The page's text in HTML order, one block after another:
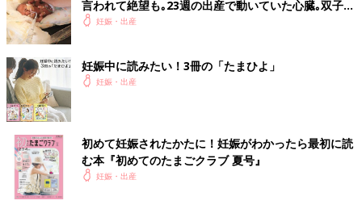
言われて絶望も｡23週の出産で動いていた心臓｡双子の
生命力に涙した【低出生体重児】
妊娠・出産
妊娠中に読みたい！3冊の「たまひよ」
妊娠・出産
初めて妊娠されたかたに！妊娠がわかったら最初に読
む本『初めてのたまごクラブ 夏号』
妊娠・出産